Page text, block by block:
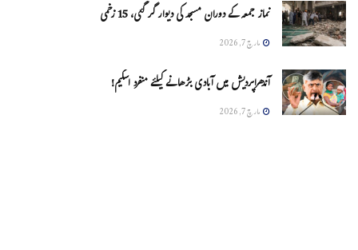
نماز جمعہ کے دوران مسجد کی دیوار گر گئی، 15 زخمی
مارچ 7, 2026
آندھراپردیش میں آبادی بڑھانے کیلئے منفرد اسکیم!
مارچ 7, 2026